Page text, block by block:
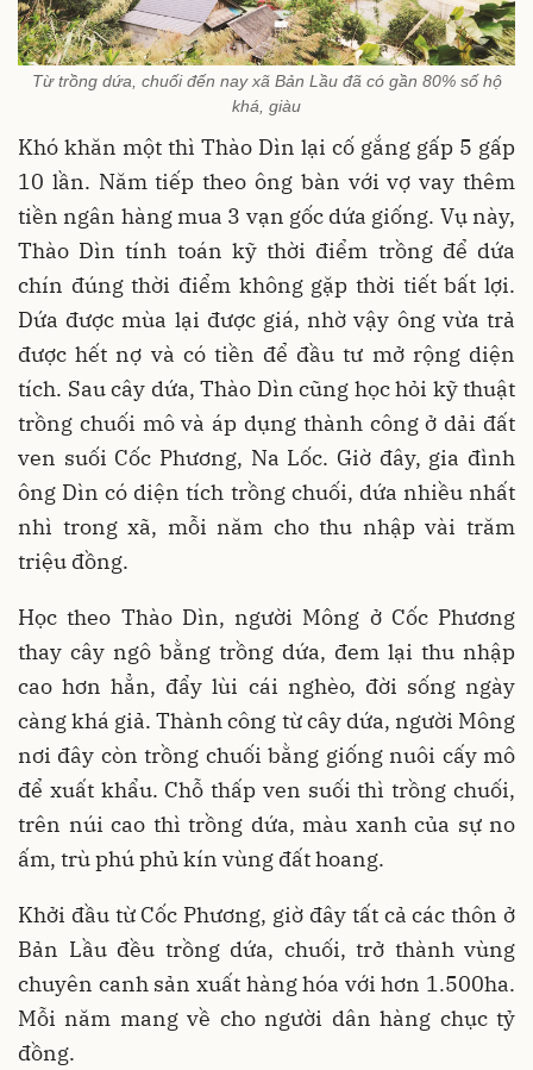
Từ trồng dứa, chuối đến nay xã Bản Lầu đã có gần 80% số hộ
khá, giàu
Khó khăn một thì Thào Dìn lại cố gắng gấp 5 gấp
10 lần. Năm tiếp theo ông bàn với vợ vay thêm
tiền ngân hàng mua 3 vạn gốc dứa giống. Vụ này,
Thào Dìn tính toán kỹ thời điểm trồng để dứa
chín đúng thời điểm không gặp thời tiết bất lợi.
Dứa được mùa lại được giá, nhờ vậy ông vừa trả
được hết nợ và có tiền để đầu tư mở rộng diện
tích. Sau cây dứa, Thào Dìn cũng học hỏi kỹ thuật
trồng chuối mô và áp dụng thành công ở dải đất
ven suối Cốc Phương, Na Lốc. Giờ đây, gia đình
ông Dìn có diện tích trồng chuối, dứa nhiều nhất
nhì trong xã, mỗi năm cho thu nhập vài trăm
triệu đồng.
Học theo Thào Dìn, người Mông ở Cốc Phương
thay cây ngô bằng trồng dứa, đem lại thu nhập
cao hơn hẳn, đẩy lùi cái nghèo, đời sống ngày
càng khá giả. Thành công từ cây dứa, người Mông
nơi đây còn trồng chuối bằng giống nuôi cấy mô
để xuất khẩu. Chỗ thấp ven suối thì trồng chuối,
trên núi cao thì trồng dứa, màu xanh của sự no
ấm, trù phú phủ kín vùng đất hoang.
Khởi đầu từ Cốc Phương, giờ đây tất cả các thôn ở
Bản Lầu đều trồng dứa, chuối, trở thành vùng
chuyên canh sản xuất hàng hóa với hơn 1.500ha.
Mỗi năm mang về cho người dân hàng chục tỷ
đồng.